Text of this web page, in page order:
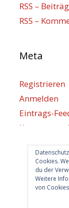
Cookies.
du der
Weitere
von
RSS –
RSS –
Meta
Registrieren
Anmelden
Eintrags-
Kommentar-
Berlin hilft